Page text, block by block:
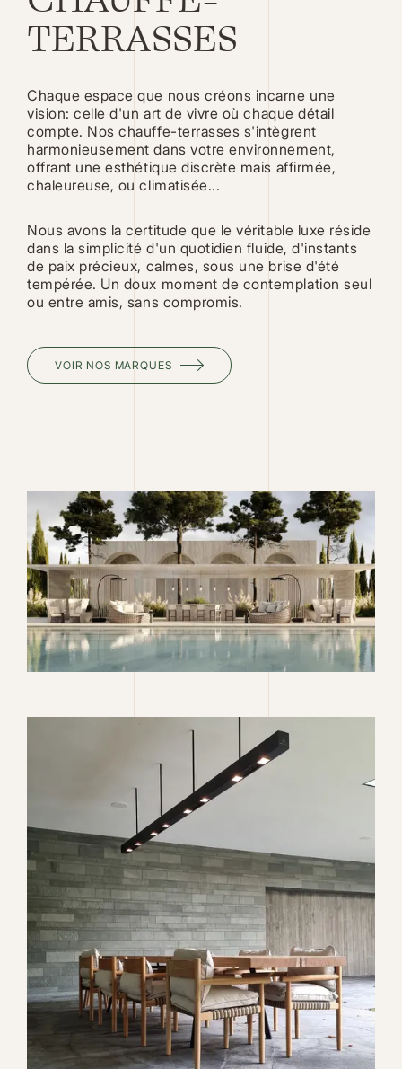
TERRASSES
Chaque espace que nous créons incarne une
vision: celle d'un art de vivre où chaque détail
compte. Nos chauffe-terrasses s'intègrent
harmonieusement dans votre environnement,
offrant une esthétique discrète mais affirmée,
chaleureuse, ou climatisée...
Nous avons la certitude que le véritable luxe réside
dans la simplicité d'un quotidien fluide, d'instants
de paix précieux, calmes, sous une brise d'été
tempérée. Un doux moment de contemplation seul
ou entre amis, sans compromis.
VOIR NOS MARQUES